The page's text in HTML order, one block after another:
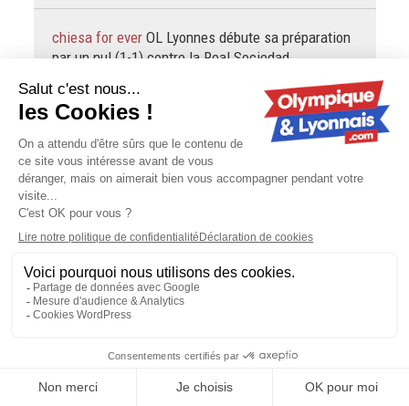
chiesa for ever OL Lyonnes débute sa préparation
par un nul (1-1) contre la Real Sociedad
chiesa for ever
Mercato : Guimarães officiellement
à Arsenal, l'OL se frotte les mains
Bref a vous écouter ya que les journalistes qui peuvent
parler de foot ? ok ok....
(1-1) : "Important de reprendre le rythme"
Seul OL-91 pourrait confirmer (ou non) mais je perçois
comme une allusion au célèbre "Lyon n'est plus", du décret
soulèvement fédéraliste de…